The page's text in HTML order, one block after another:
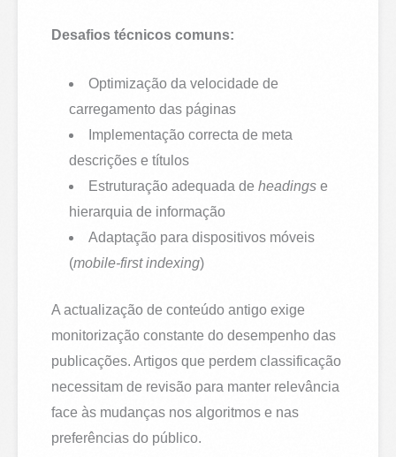
Desafios técnicos comuns:
Optimização da velocidade de
carregamento das páginas
Implementação correcta de meta
descrições e títulos
Estruturação adequada deheadings e
hierarquia de informação
Adaptação para dispositivos móveis
(mobile-first indexing)
A actualização de conteúdo antigo exige
monitorização constante do desempenho das
publicações. Artigos que perdem classificação
necessitam de revisão para manter relevância
face às mudanças nos algoritmos e nas
preferências do público.